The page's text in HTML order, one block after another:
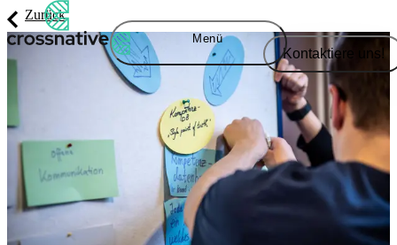
Kontaktiere uns!
Menü
Zurück